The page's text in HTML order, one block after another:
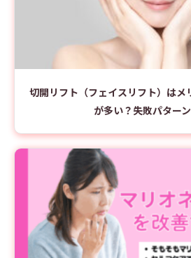
切開リフト（フェイスリフト）はメ
が多い？失敗パター